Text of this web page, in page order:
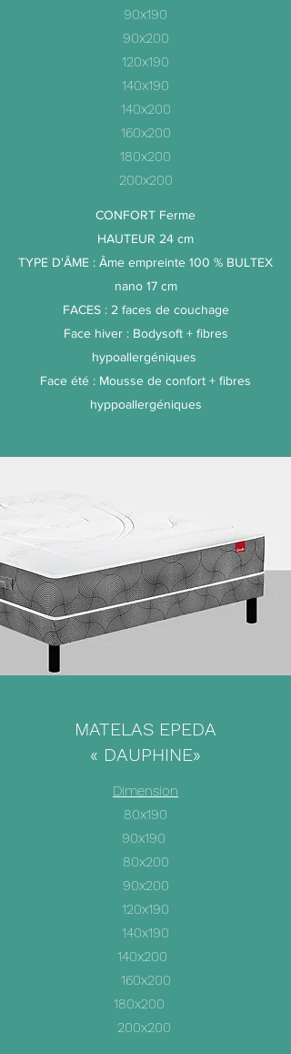
90x190
90x200
120x190
140x190
140x200
160x200
180x200
200x200
CONFORT Ferme
HAUTEUR 24 cm
TYPE D'ÂME : Âme empreinte 100 % BULTEX
nano 17 cm
FACES : 2 faces de couchage
Face hiver : Bodysoft + fibres
hypoallergéniques
Face été : Mousse de confort + fibres
hyppoallergéniques
MATELAS EPEDA
« DAUPHINE»
Dimension
80x190
90x190
80x200
90x200
120x190
140x190
140x200
160x200
180x200
200x200